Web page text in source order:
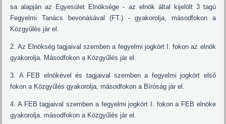
sa alapján az Egyesület Elnöksége - az elnök által kijelölt 3 tagú
Fegyelmi Tanács bevonásával (FT.) - gyakorolja, másodfokon a
Közgyűlés jár el.
2. Az Elnökség tagjaival szemben a fegyelmi jogkört I. fokon az elnök
gyakorolja. Másodfokon a Közgyűlés jár el.
3. A FEB elnökével és tagjaival szemben a fegyelmi jogkört első
fokon a Közgyűlés gyakorolja, másodfokon a Bíróság jár el.
4. A FEB tagjaival szemben a fegyelmi jogkört I. fokon a FEB elnöke
gyakorolja. másodfokon a Közgyűlés jár el.